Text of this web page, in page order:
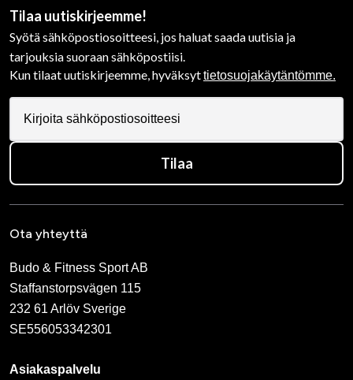
Tilaa uutiskirjeemme!
Syötä sähköpostiosoitteesi, jos haluat saada uutisia ja
tarjouksia suoraan sähköpostiisi.
Kun tilaat uutiskirjeemme, hyväksyttietosuojakäytäntömme.
Tilaa
Ota yhteyttä
Budo & Fitness Sport AB
Staffanstorpsvägen 115
232 61 Arlöv Sverige
SE556053342301
Asiakaspalvelu